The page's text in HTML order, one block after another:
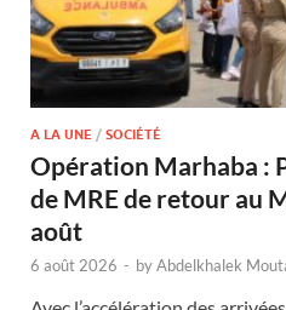
A LA UNE / SOCIÉTÉ
Opération Marhaba :
de MRE de retour au
août
6 août 2026 - byAbdelkhalek